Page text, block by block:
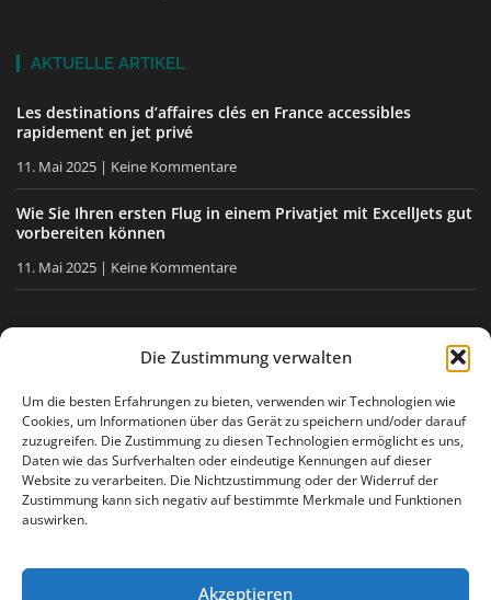
Die Zustimmung verwalten
Um die besten Erfahrungen zu bieten, verwenden wir Technologien wie
Cookies, um Informationen über das Gerät zu speichern und/oder darauf
zuzugreifen. Die Zustimmung zu diesen Technologien ermöglicht es uns,
Daten wie das Surfverhalten oder eindeutige Kennungen auf dieser
Website zu verarbeiten. Die Nichtzustimmung oder der Widerruf der
Zustimmung kann sich negativ auf bestimmte Merkmale und Funktionen
auswirken.
Akzeptieren
AKTUELLE ARTIKEL
Les destinations d’affaires clés en France accessibles
rapidement en jet privé
11. Mai 2025 Keine Kommentare
Wie Sie Ihren ersten Flug in einem Privatjet mit ExcellJets gut
vorbereiten können
11. Mai 2025 Keine Kommentare
BLEIBEN SIE INFORMIERT
Erhalten Sie unsere Tipps, unsere Neuigkeiten direkt in Ihre
E-Mail-Box.
Ich stimme der Datenschutzerklärung